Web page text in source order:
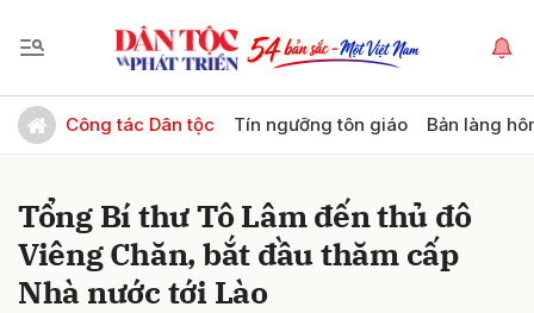
Công tác Dân tộc Tín ngưỡng tôn giáo Bản làng
Tổng Bí thư Tô Lâm đến thủ đô
Viêng Chăn, bắt đầu thăm cấp
Nhà nước tới Lào
Gửi bình luận